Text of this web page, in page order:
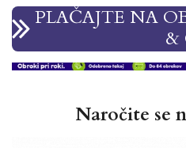
PLAČAJTE NA
&
Naročite se